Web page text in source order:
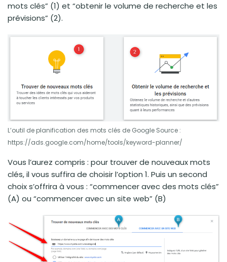
mots clés” (1) et “obtenir le volume de recherche et les
prévisions” (2).
L’outil de planification des mots clés de Google Source :
https://ads.google.com/home/tools/keyword-planner/
Vous l’aurez compris : pour trouver de nouveaux mots
clés, il vous suffira de choisir l’option 1. Puis un second
choix s’offrira à vous : “commencer avec des mots clés”
(A) ou “commencer avec un site web” (B)